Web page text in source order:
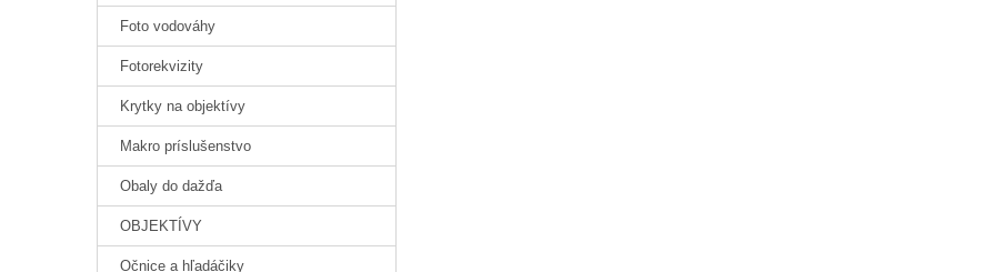
Foto vodováhy
Fotorekvizity
Krytky na objektívy
Makro príslušenstvo
Obaly do dažďa
OBJEKTÍVY
Očnice a hľadáčiky